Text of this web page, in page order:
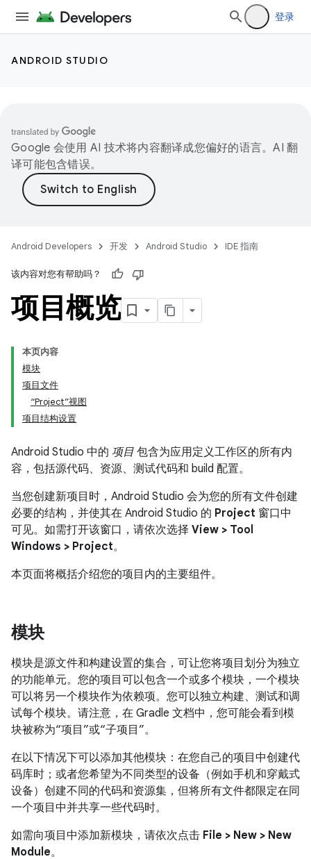
登录
ANDROID STUDIO
Google 会使用 AI 技术将内容翻译成您偏好的语言。AI 翻
译可能包含错误。
Android Developers 开发 Android Studio IDE 指南
该内容对您有帮助吗？
项目概览
本页内容
模块
项目文件
“Project”视图
项目结构设置
Android Studio 中的 项目 包含为应用定义工作区的所有内
容，包括源代码、资源、测试代码和 build 配置。
当您创建新项目时，Android Studio 会为您的所有文件创建
必要的结构，并使其在 Android Studio 的 Project 窗口中
可见。如需打开该窗口，请依次选择 View > Tool
Windows > Project。
本页面将概括介绍您的项目内的主要组件。
模块
模块是源文件和构建设置的集合，可让您将项目划分为独立
的功能单元。您的项目可以包含一个或多个模块，一个模块
可以将另一个模块作为依赖项。您可以独立构建、测试和调
试每个模块。请注意，在 Gradle 文档中，您可能会看到模
块被称为“项目”或“子项目”。
在以下情况下可以添加其他模块：在您自己的项目中创建代
码库时；或者您希望为不同类型的设备（例如手机和穿戴式
设备）创建不同的代码和资源集，但将所有文件都限定在同
一个项目中并共享一些代码时。
如需向项目中添加新模块，请依次点击 File > New > New
Module。